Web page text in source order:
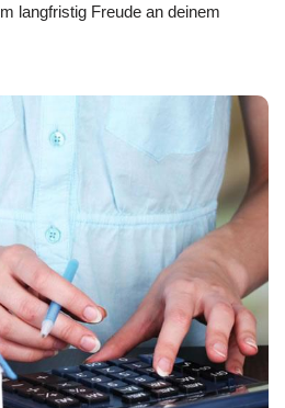
langfristig Freude an deinem